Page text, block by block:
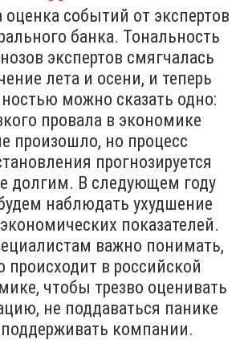
оценка событий от экспертов
банка. Тональность
экспертов смягчалась
лета и осени, и теперь
можно сказать одно:
провала в экономике
произошло, но процесс
прогнозируется
долгим. В следующем году
наблюдать ухудшение
показателей.
важно понимать,
происходит в российской
чтобы трезво оценивать
не поддаваться панике
компании.